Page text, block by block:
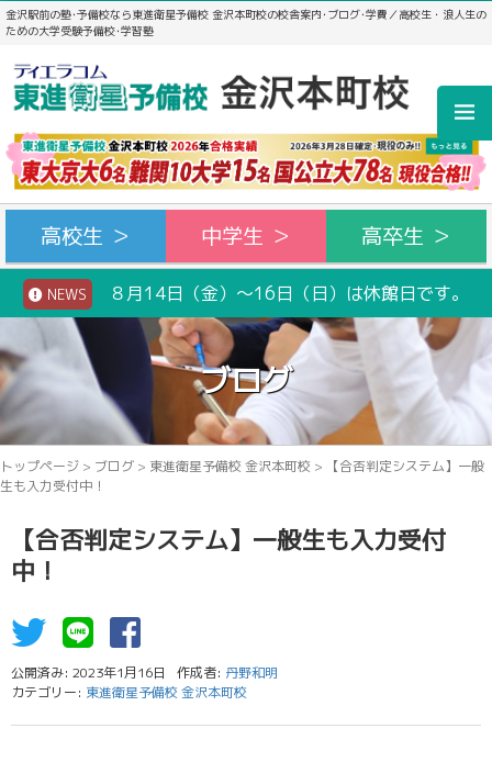
金沢駅前の塾･予備校なら東進衛星予備校 金沢本町校の校舎案内･ブログ･学費／高校生・浪人生の
ための大学受験予備校･学習塾
高校生 ＞ 中学生 ＞ 高卒生 ＞
NEWS ８月14日（金）～16日（日）は休館日です。
ブログ
トップページ > ブログ > 東進衛星予備校 金沢本町校 >
【合否判定システム】一般
生も入力受付中！
【合否判定システム】一般生も入力受付
中！
公開済み: 2023年1月16日 作成者: 丹野和明
カテゴリー: 東進衛星予備校 金沢本町校